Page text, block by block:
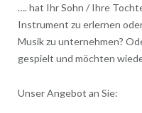
…. hat Ihr Sohn / Ihre
Instrument zu erlernen
Musik zu unternehmen?
gespielt und möchten
Unser Angebot an Sie: